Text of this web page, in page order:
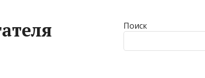
Поиск